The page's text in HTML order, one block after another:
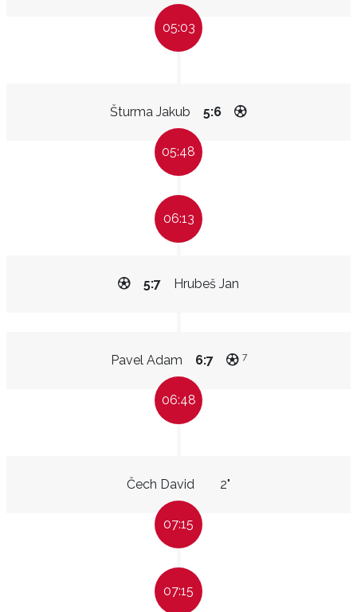
05:03
Šturma Jakub 5:6
05:48
06:13
Hrubeš Jan
5:7
Pavel Adam 6:7 7
06:48
Čech David 2"
07:15
07:15